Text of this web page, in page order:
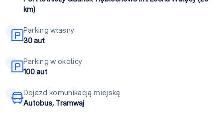
km)
Parking własny
30 aut
Parking w okolicy
100 aut
Dojazd komunikacją miejską
Autobus, Tramwaj